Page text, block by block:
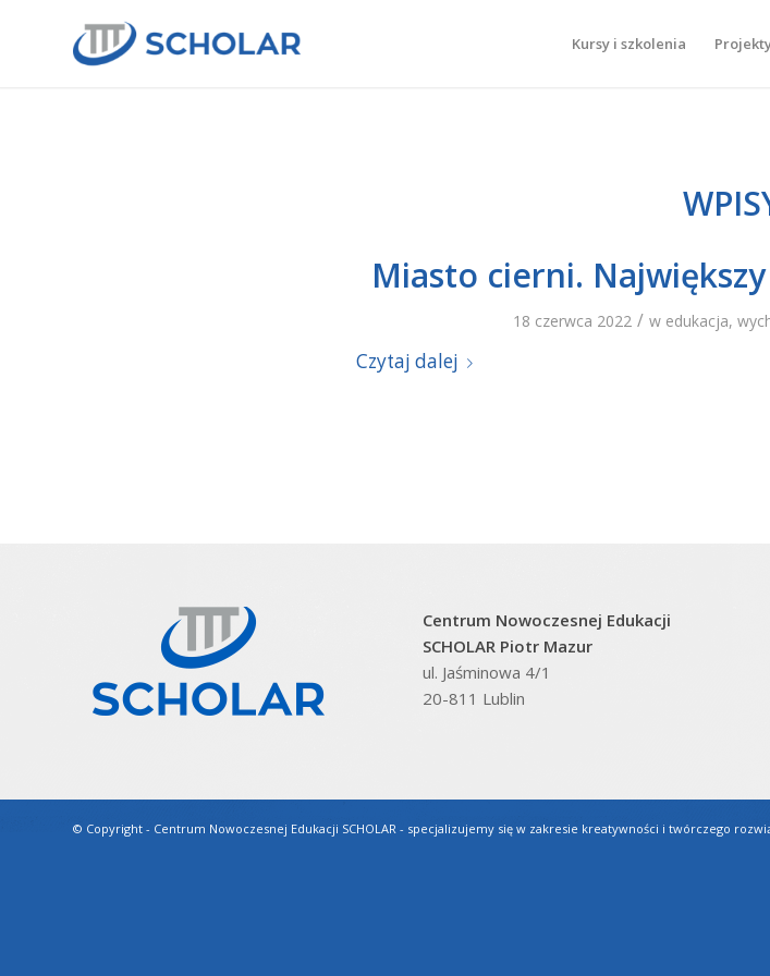
Kursy i szkolenia
Miasto cierni.
18 czerwca 2022 / w edukacja,
Czytaj dalej
Centrum Nowoczesnej Edukacji
SCHOLAR Piotr Mazur
ul. Jaśminowa 4/1
20-811 Lublin
© Copyright - Centrum Nowoczesnej Edukacji SCHOLAR - specjalizujemy się w zakresie kreatywności i twórczego